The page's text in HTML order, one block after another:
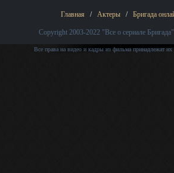
Главная / Актеры / Бригада
Copyright 2003-2022 "Все о сериале Бригада"
Все права на видео и кадры из фильма принадлежат